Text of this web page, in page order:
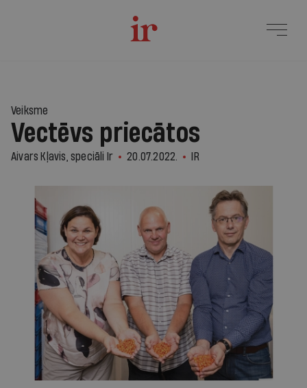
Veiksme
Vectēvs priecātos
Aivars Kļavis, speciāli Ir 20.07.2022. IR